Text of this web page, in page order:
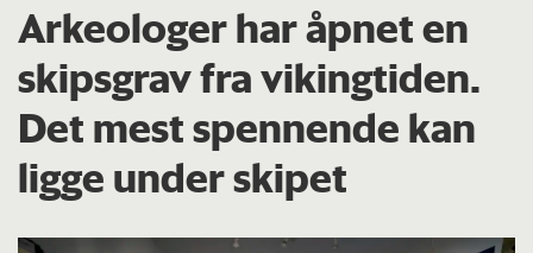
Arkeologer har åpnet en
skipsgrav fra vikingtiden.
Det mest spennende kan
ligge under skipet